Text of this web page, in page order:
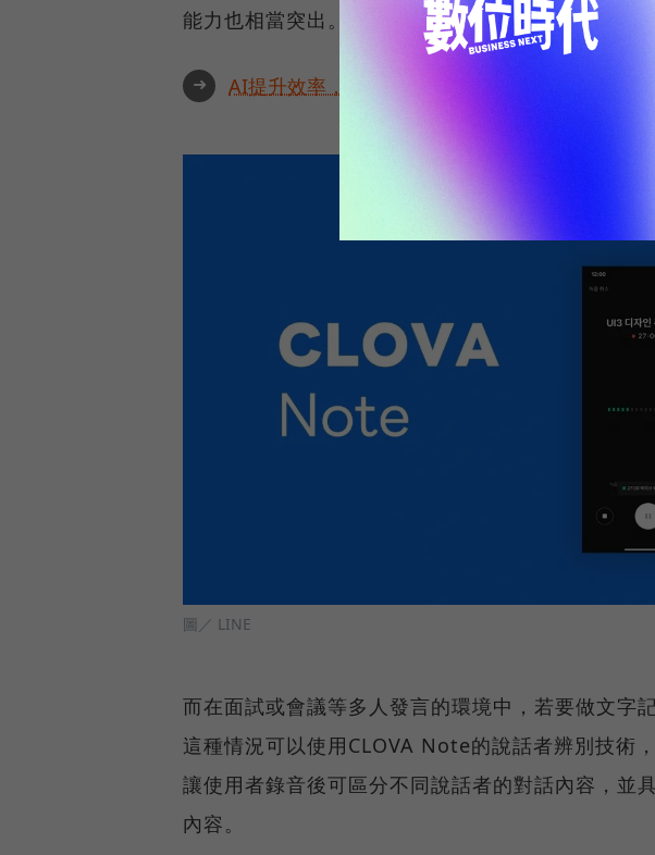
能力也相當突出。
➜ AI提升效率，永續決定未來！全球永續指標企業
圖／ LINE
而在面試或會議等多人發言的環境中，若要做文字
這種情況可以使用CLOVA Note的說話者辨別技術
讓使用者錄音後可區分不同說話者的對話內容，並
內容。